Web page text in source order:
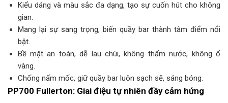
Kiểu dáng và màu sắc đa dạng, tạo sự cuốn hút cho không
gian.
Mang lại sự sang trọng, biến quầy bar thành tâm điểm nổi
bật.
Bề mặt an toàn, dễ lau chùi, không thấm nước, không ố
vàng.
Chống nấm mốc, giữ quầy bar luôn sạch sẽ, sáng bóng.
PP700 Fullerton: Giai điệu tự nhiên đầy cảm hứng